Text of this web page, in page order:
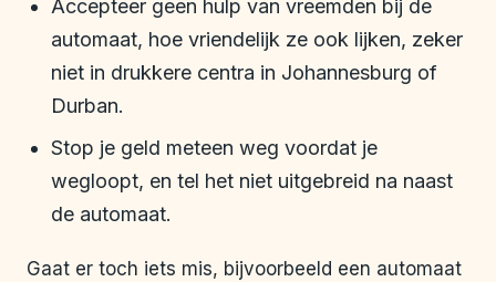
Accepteer geen hulp van vreemden bij de
automaat, hoe vriendelijk ze ook lijken, zeker
niet in drukkere centra in Johannesburg of
Durban.
Stop je geld meteen weg voordat je
wegloopt, en tel het niet uitgebreid na naast
de automaat.
Gaat er toch iets mis, bijvoorbeeld een automaat